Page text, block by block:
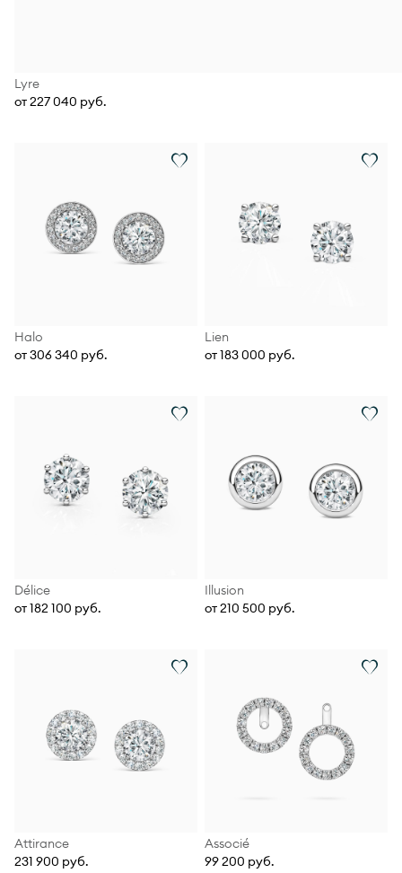
Lyre
от 227 040 руб.
Halo
от 306 340 руб.
Lien
от 183 000 руб.
Délice
от 182 100 руб.
Illusion
от 210 500 руб.
Attirance
231 900 руб.
Associé
99 200 руб.